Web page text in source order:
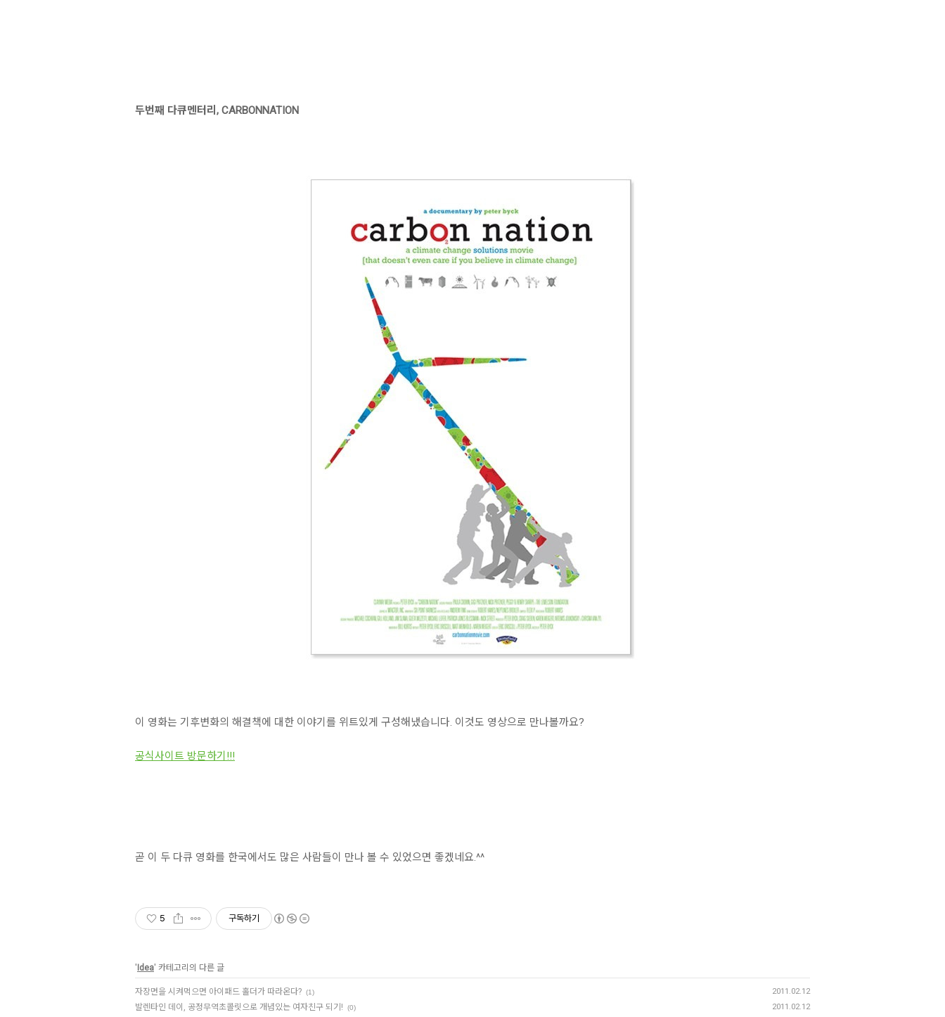
두번째 다큐멘터리, CARBONNATION
이 영화는 기후변화의 해결책에 대한 이야기를 위트있게 구성해냈습니다. 이것도 영상으로 만나볼까요?
공식사이트 방문하기!!!
곧 이 두 다큐 영화를 한국에서도 많은 사람들이 만나 볼 수 있었으면 좋겠네요.^^
5 구독하기
' Idea' 카테고리의 다른 글
자장면을 시켜먹으면 아이패드 홀더가 따라온다? (1) 2011.02.12
발렌타인 데이, 공정무역초콜릿으로 개념있는 여자친구 되기! (0) 2011.02.12